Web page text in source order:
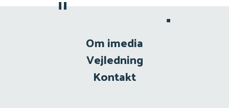
Om imedia
Vejledning
Kontakt